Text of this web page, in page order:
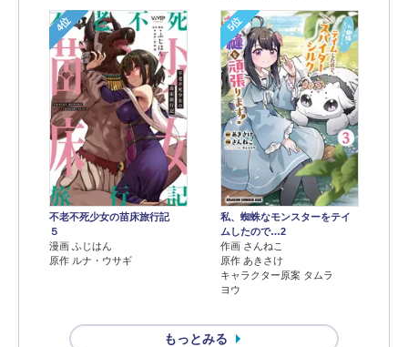
4位
不老不死少女の苗床旅行記
５
漫画 ふじはん
原作 ルナ・ウサギ
5位
私、蜘蛛なモンスターをテイ
ムしたので…2
作画 さんねこ
原作 あきさけ
キャラクター原案 タムラ
ヨウ
もっとみる